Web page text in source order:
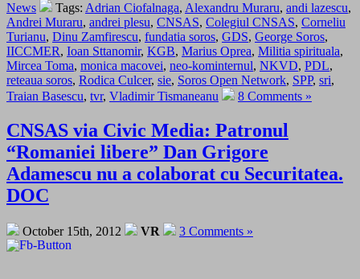
News
Tags: Adrian Ciofalnaga, Alexandru Muraru, andi lazescu,
Andrei Muraru, andrei plesu, CNSAS, Colegiul CNSAS, Corneliu
Turianu, Dinu Zamfirescu, fundatia soros, GDS, George Soros,
IICCMER, Ioan Sttanomir, KGB, Marius Oprea, Militia spirituala,
Mircea Toma, monica macovei, neo-kominternul, NKVD, PDL,
reteaua soros, Rodica Culcer, sie, Soros Open Network, SPP, sri,
Traian Basescu, tvr, Vladimir Tismaneanu 8 Comments »
CNSAS via Civic Media: Patronul
“Romaniei libere” Dan Grigore
Adamescu nu a colaborat cu Securitatea.
DOC
October 15th, 2012 VR 3 Comments »